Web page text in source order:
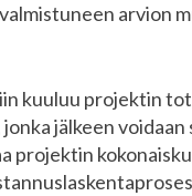
arvion
kuuluu projektin
jälkeen voidaan
projektin